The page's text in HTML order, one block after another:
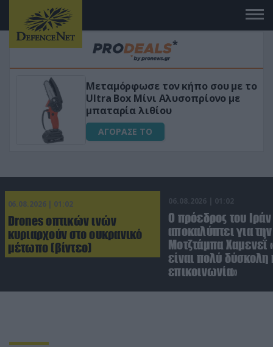
Μεταμόρφωσε τον κήπο σου με το
Ultra Box Μίνι Αλυσοπρίονο με
μπαταρία λιθίου
ΑΓΟΡΑΣΕ ΤΟ
06.08.2026 | 01:02
Drones οπτικών ινών
κυριαρχούν στο ουκρανικό
μέτωπο (βίντεο)
06.08.2026 | 01:02
Ο πρόεδρος του Ιράν
αποκαλύπτει για
Μοτζτάμπα Χαμενεΐ
είναι πολύ δύσκολη
επικοινωνία»